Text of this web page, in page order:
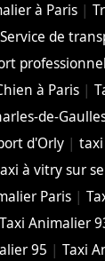
à Paris|
Service de
à Paris |
de-
d'Orly |
à vitry sur
Paris|
Taxi Animalier
95 | Taxi